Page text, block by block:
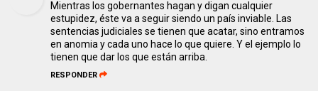
Mientras los gobernantes hagan y digan cualquier
estupidez, éste va a seguir siendo un país inviable. Las
sentencias judiciales se tienen que acatar, sino entramos
en anomia y cada uno hace lo que quiere. Y el ejemplo lo
tienen que dar los que están arriba.
RESPONDER